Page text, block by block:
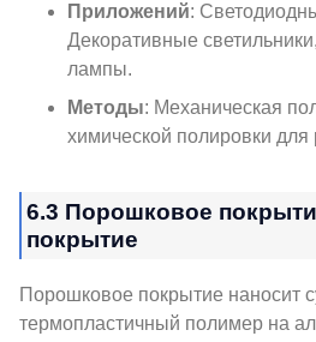
Приложений:
Декоративные
лампы.
Методы: Механическая
химической полировки
6.3 Порошковое
покрытие
Порошковое покрытие наносит
термопластичный полимер на